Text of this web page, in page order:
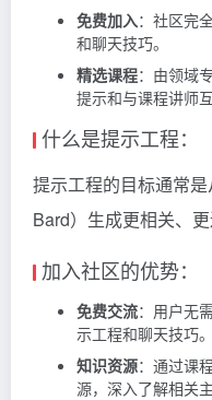
免费加入：社区完
和聊天技巧。
精选课程：由领域
提示和与课程讲师
什么是提示工程：
提示工程的目标通常
Bard）生成更相关、
加入社区的优势：
免费交流：用户无
示工程和聊天技巧。
知识资源：通过课
源，深入了解相关主